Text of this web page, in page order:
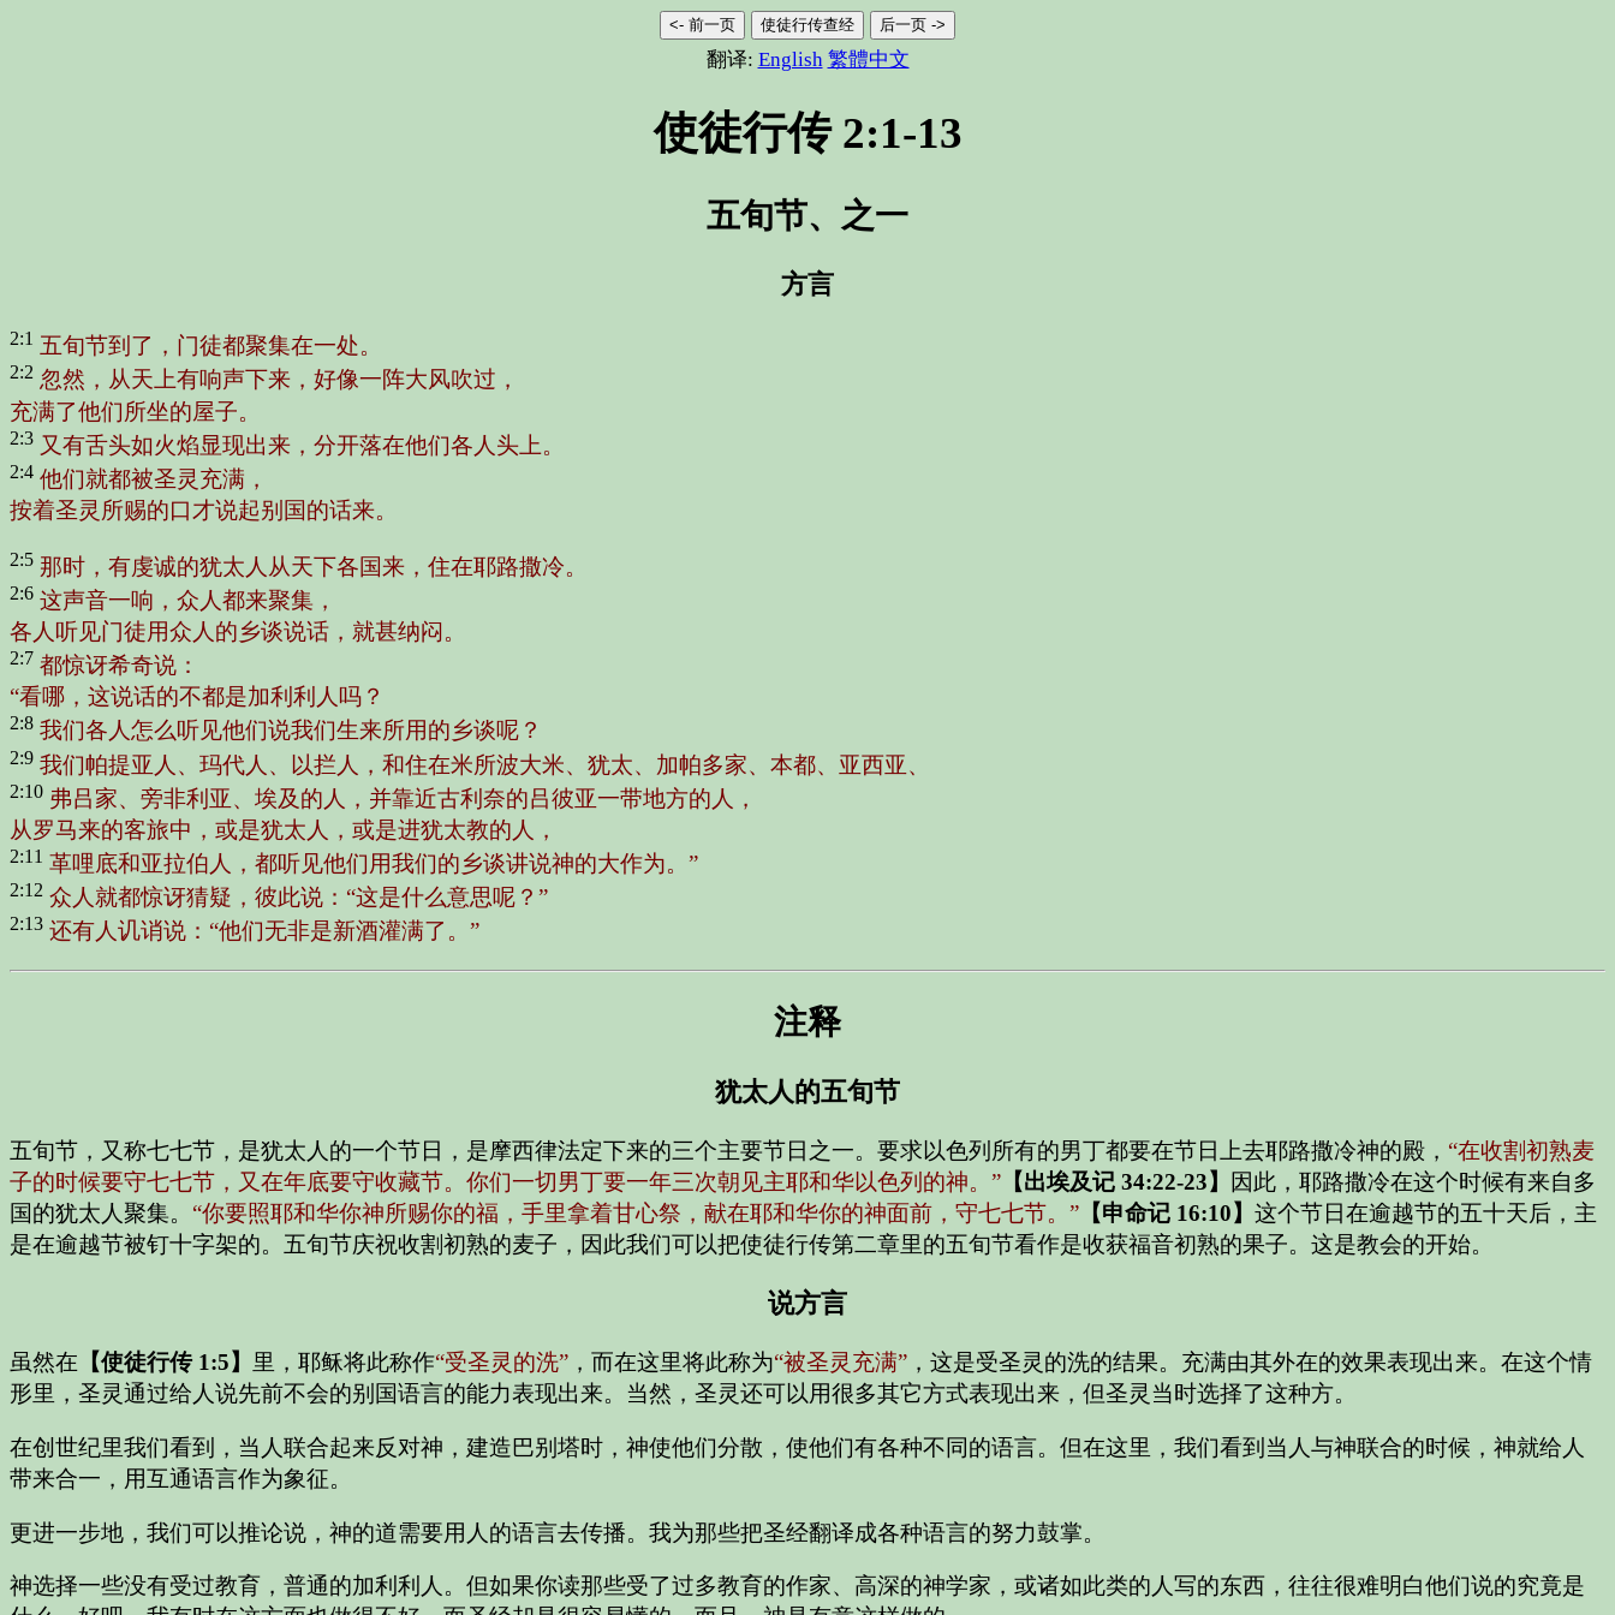
<- 前一页 使徒行传查经 后一页 ->
翻译: English 繁體中文
使徒行传 2:1-13
五旬节、之一
方言
2:1 五旬节到了，门徒都聚集在一处。
2:2 忽然，从天上有响声下来，好像一阵大风吹过，
充满了他们所坐的屋子。
2:3 又有舌头如火焰显现出来，分开落在他们各人头上。
2:4 他们就都被圣灵充满，
按着圣灵所赐的口才说起别国的话来。
2:5 那时，有虔诚的犹太人从天下各国来，住在耶路撒冷。
2:6 这声音一响，众人都来聚集，
各人听见门徒用众人的乡谈说话，就甚纳闷。
2:7 都惊讶希奇说：
“看哪，这说话的不都是加利利人吗？
2:8 我们各人怎么听见他们说我们生来所用的乡谈呢？
2:9 我们帕提亚人、玛代人、以拦人，和住在米所波大米、犹太、加帕多家、本都、亚西亚、
2:10 弗吕家、旁非利亚、埃及的人，并靠近古利奈的吕彼亚一带地方的人，
从罗马来的客旅中，或是犹太人，或是进犹太教的人，
2:11 革哩底和亚拉伯人，都听见他们用我们的乡谈讲说神的大作为。”
2:12 众人就都惊讶猜疑，彼此说：“这是什么意思呢？”
2:13 还有人讥诮说：“他们无非是新酒灌满了。”
注释
犹太人的五旬节
五旬节，又称七七节，是犹太人的一个节日，是摩西律法定下来的三个主要节日之一。要求以色列所有的男丁都要在节日上去耶路撒冷神的殿， “在收割初熟麦
子的时候要守七七节，又在年底要守收藏节。你们一切男丁要一年三次朝见主耶和华以色列的神。” 【出埃及记 34:22-23】 因此，耶路撒冷在这个时候有来自多
国的犹太人聚集。 “你要照耶和华你神所赐你的福，手里拿着甘心祭，献在耶和华你的神面前，守七七节。” 【申命记 16:10】 这个节日在逾越节的五十天后，主
是在逾越节被钉十字架的。五旬节庆祝收割初熟的麦子，因此我们可以把使徒行传第二章里的五旬节看作是收获福音初熟的果子。这是教会的开始。
说方言
虽然在 【使徒行传 1:5】 里，耶稣将此称作“受圣灵的洗” ，而在这里将此称为“被圣灵充满” ，这是受圣灵的洗的结果。充满由其外在的效果表现出来。在这个情
形里，圣灵通过给人说先前不会的别国语言的能力表现出来。当然，圣灵还可以用很多其它方式表现出来，但圣灵当时选择了这种方。
在创世纪里我们看到，当人联合起来反对神，建造巴别塔时，神使他们分散，使他们有各种不同的语言。但在这里，我们看到当人与神联合的时候，神就给人
带来合一，用互通语言作为象征。
更进一步地，我们可以推论说，神的道需要用人的语言去传播。我为那些把圣经翻译成各种语言的努力鼓掌。
神选择一些没有受过教育，普通的加利利人。但如果你读那些受了过多教育的作家、高深的神学家，或诸如此类的人写的东西，往往很难明白他们说的究竟是